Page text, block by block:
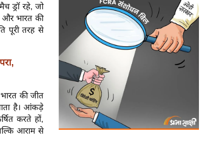
ड्रॉ रहे, जो
और भारत की
पूरी तरह से
की जीत
है। आंकड़े
करते हों,
आराम से